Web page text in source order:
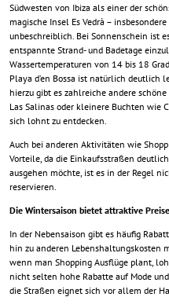
Südwesten von Ibiza als einer der
magische Insel Es Vedrà –
unbeschreiblich. Bei Sonnenschein ist
entspannte Strand- und Badetage
Wassertemperaturen von 14 bis 18
Playa d’en Bossa ist natürlich deutlich
hierzu gibt es zahlreiche andere
Las Salinas oder kleinere Buchten wie
sich lohnt zu entdecken.
Auch bei anderen Aktivitäten wie
Vorteile, da die Einkaufsstraßen
ausgehen möchte, ist es in der Regel
reservieren.
Die Wintersaison bietet attraktive Preise
In der Nebensaison gibt es häufig
hin zu anderen Lebenshaltungskosten
wenn man Shopping Ausflüge plant,
nicht selten hohe Rabatte auf Mode
die Straßen eignet sich vor allem der